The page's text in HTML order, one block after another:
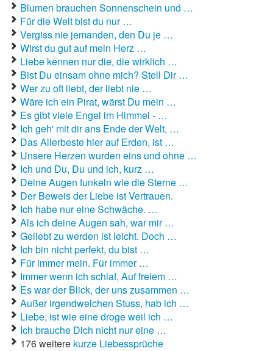
Liebesgedichte
Liebesgrüße
Liebeslieder
Liebestexte
Liebeszauber
Partnerschaft / Beziehung
erstes Date
Traumfrau / Traummann finden
Zufallsspruch
Blumen brauchen Sonnenschein und …
Für die Welt bist du nur …
Vergiss nie jemanden, den Du je …
Wirst du gut auf mein Herz …
Liebe kennen nur die, die wirklich …
Bist Du einsam ohne mich? Stell Dir …
Wer zu oft liebt, der liebt nie …
Wäre ich ein Pirat, wärst Du mein …
Es gibt viele Engel im Himmel - …
Ich geh' mit dir ans Ende der Welt, …
Das Allerbeste hier auf Erden, ist …
Unsere Herzen wurden eins und ohne …
Ich und Du, Du und ich, kurz …
Deine Augen funkeln wie die Sterne …
Der Beweis der Liebe ist Vertrauen.
Ich habe nur eine Schwäche. …
Als ich deine Augen sah, war mir …
Geliebt zu werden ist leicht. Doch …
Ich bin nicht perfekt, du bist …
Für immer mein. Für immer …
Immer wenn ich schlaf, Auf freiem …
Es war der Blick, der uns zusammen …
Außer irgendwelchen Stuss, hab ich …
Liebe, ist wie eine droge weil ich …
Ich brauche Dich nicht nur eine …
176 weitere kurze Liebessprüche